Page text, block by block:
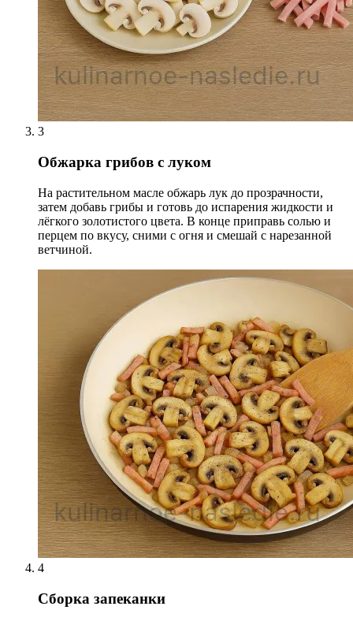
3
Обжарка грибов с луком
На растительном масле обжарь лук до прозрачности,
затем добавь грибы и готовь до испарения жидкости и
лёгкого золотистого цвета. В конце приправь солью и
перцем по вкусу, сними с огня и смешай с нарезанной
ветчиной.
4
Сборка запеканки